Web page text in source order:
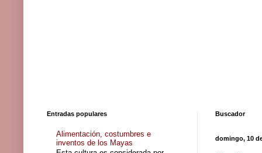
Buscador
domingo, 10
Entradas populares
Alimentación, costumbres e
inventos de los Mayas